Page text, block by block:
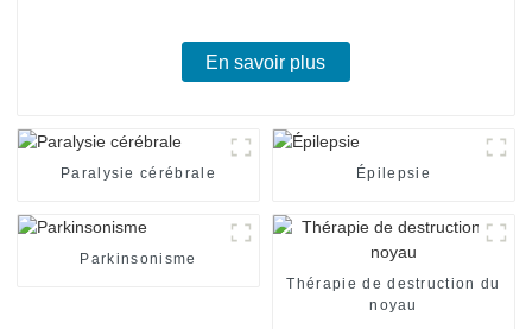
En savoir plus
Paralysie cérébrale Épilepsie
Parkinsonisme
Thérapie de destruction du
noyau